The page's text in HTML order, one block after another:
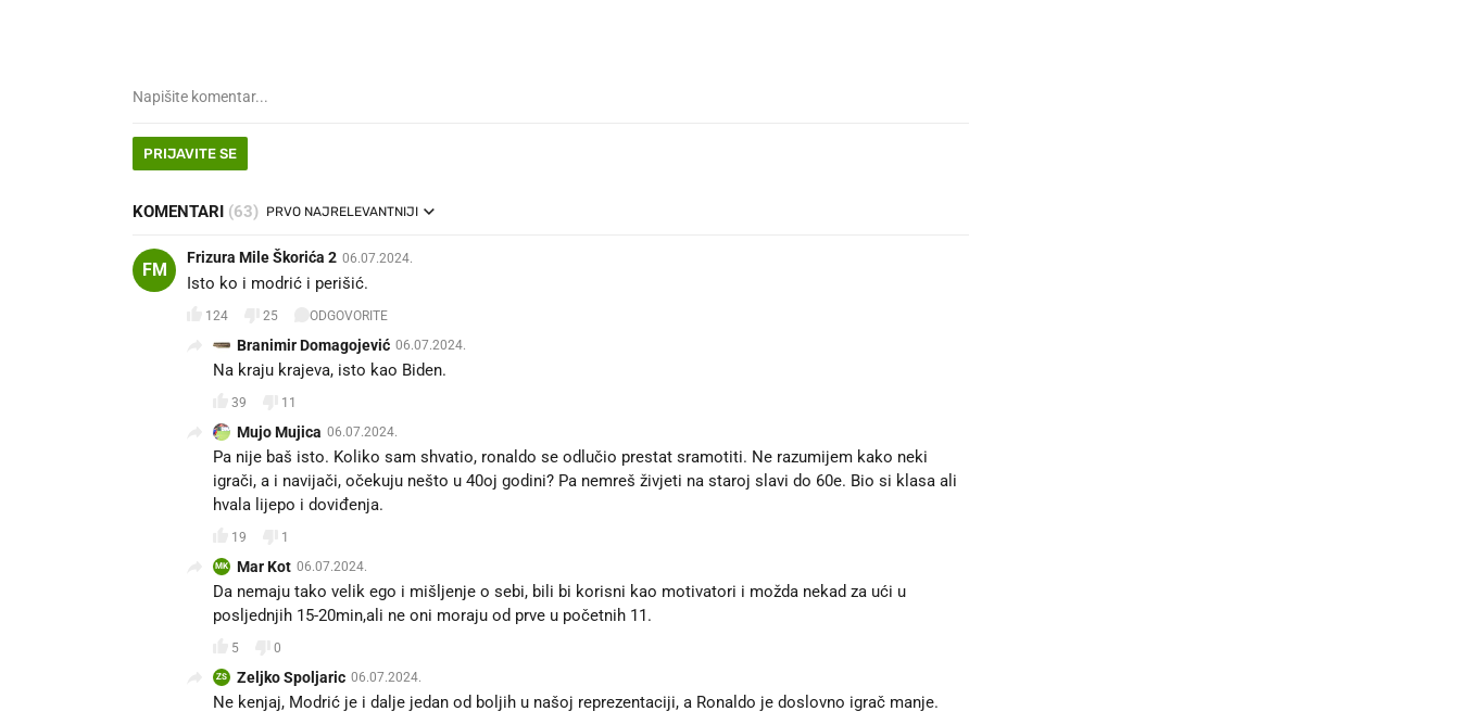
PRIJAVITE SE
KOMENTARI (63) PRVO NAJRELEVANTNIJI
FM
Frizura Mile Škorića 2 06.07.2024.
Isto ko i modrić i perišić.
124 25 ODGOVORITE
Branimir Domagojević 06.07.2024.
Na kraju krajeva, isto kao Biden.
39 11
Mujo Mujica 06.07.2024.
Pa nije baš isto. Koliko sam shvatio, ronaldo se odlučio prestat sramotiti. Ne razumijem kako neki
igrači, a i navijači, očekuju nešto u 40oj godini? Pa nemreš živjeti na staroj slavi do 60e. Bio si klasa ali
hvala lijepo i doviđenja.
19 1
MK Mar Kot 06.07.2024.
Da nemaju tako velik ego i mišljenje o sebi, bili bi korisni kao motivatori i možda nekad za ući u
posljednjih 15-20min,ali ne oni moraju od prve u početnih 11.
5 0
ZS Zeljko Spoljaric 06.07.2024.
Ne kenjaj, Modrić je i dalje jedan od boljih u našoj reprezentaciji, a Ronaldo je doslovno igrač manje.